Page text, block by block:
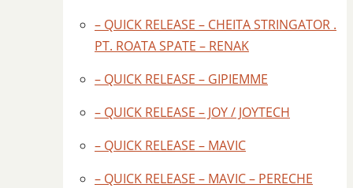
– QUICK RELEASE – CHEITA STRINGATOR .
PT. ROATA SPATE – RENAK
– QUICK RELEASE – GIPIEMME
– QUICK RELEASE – JOY / JOYTECH
– QUICK RELEASE – MAVIC
– QUICK RELEASE – MAVIC – PERECHE